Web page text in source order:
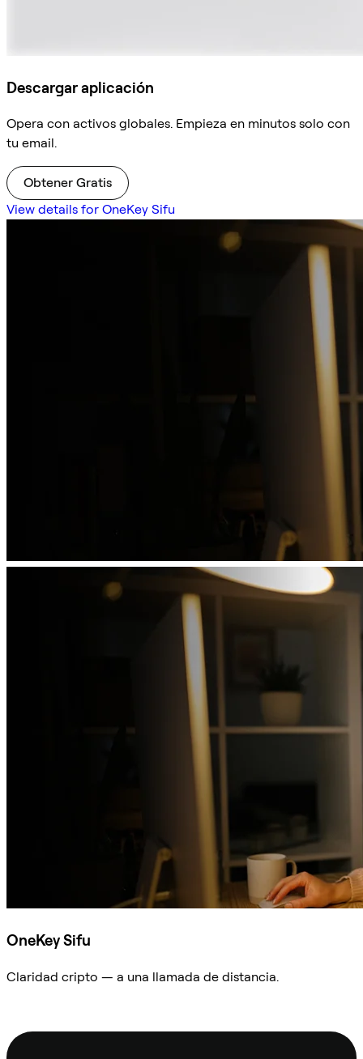
Descargar aplicación
Opera con activos globales. Empieza en minutos solo con
tu email.
Obtener Gratis
View details for OneKey Sifu
OneKey Sifu
Claridad cripto — a una llamada de distancia.